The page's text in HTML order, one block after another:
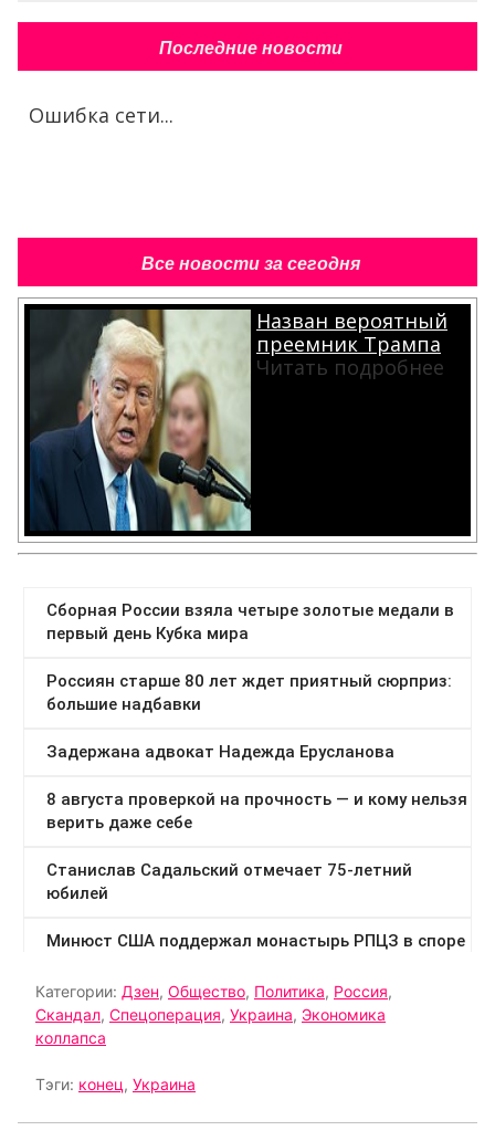
Последние новости
Ошибка сети...
Все новости за сегодня
Назван вероятный
преемник Трампа
Читать подробнее
Категории: Дзен, Общество, Политика, Россия,
Скандал, Спецоперация, Украина, Экономика
коллапса
Тэги: конец, Украина